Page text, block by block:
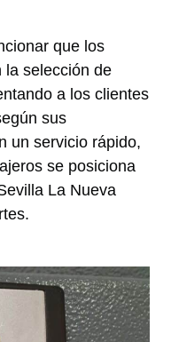
que los
la selección de
a los clientes
sus
un servicio rápido,
se posiciona
La Nueva